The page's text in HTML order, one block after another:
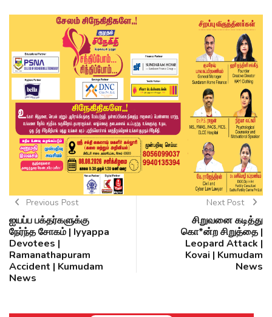
Previous Post
ஐயப்ப பக்தர்களுக்கு
நேர்ந்த சோகம் | Iyyappa
Devotees |
Ramanathapuram
Accident | Kumudam
News
Next Post
சிறுவனை கடித்து
கொ*ன்ற சிறுத்தை |
Leopard Attack |
Kovai | Kumudam
News